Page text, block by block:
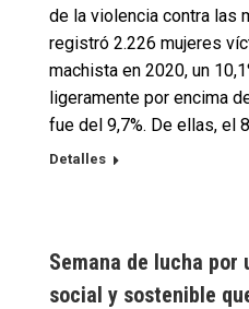
de la violencia contra las
registró 2.226 mujeres
machista en 2020, un
ligeramente por encima
fue del 9,7%. De ellas, el
Detalles
Semana de lucha por
social y sostenible